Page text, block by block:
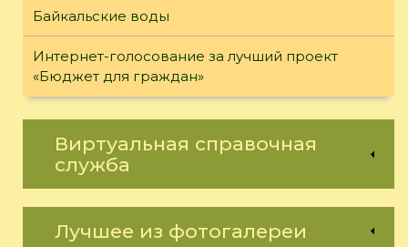
Байкальские воды
Интернет-голосование за лучший проект
«Бюджет для граждан»
Виртуальная справочная
служба
Лучшее из фотогалереи